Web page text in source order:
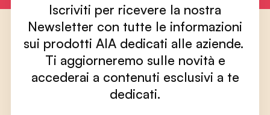
Iscriviti per ricevere la nostra
Newsletter con tutte le informazioni
sui prodotti AIA dedicati alle aziende.
Ti aggiorneremo sulle novità e
accederai a contenuti esclusivi a te
dedicati.